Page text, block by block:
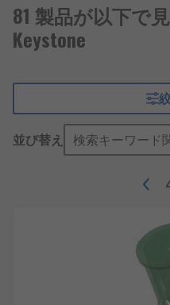
81 製品が以下で
Keystone
並び替え 検索キーワード